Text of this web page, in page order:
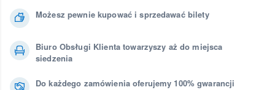
Możesz pewnie kupować i sprzedawać bilety
Biuro Obsługi Klienta towarzyszy aż do miejsca
siedzenia
Do każdego zamówienia oferujemy 100% gwarancji